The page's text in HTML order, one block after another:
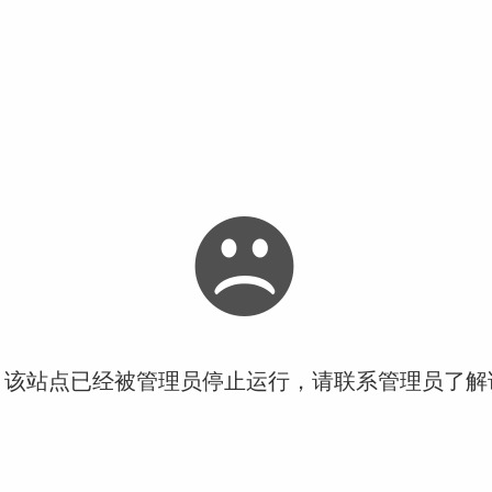
站点已经被管理员停止运行，请联系管理员了